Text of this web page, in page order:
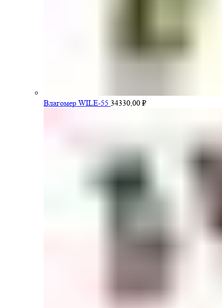
Влагомер WILE-55 34330,00 ₽